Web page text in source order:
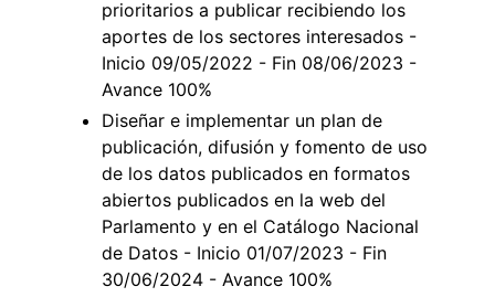
prioritarios a publicar recibiendo los
aportes de los sectores interesados -
Inicio 09/05/2022 - Fin 08/06/2023 -
Avance 100%
Diseñar e implementar un plan de
publicación, difusión y fomento de uso
de los datos publicados en formatos
abiertos publicados en la web del
Parlamento y en el Catálogo Nacional
de Datos - Inicio 01/07/2023 - Fin
30/06/2024 - Avance 100%